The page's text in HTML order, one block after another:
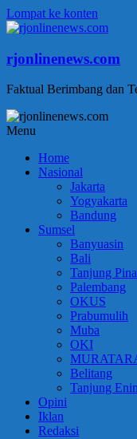
Lompat ke konten
rjonlinenews.com
Faktual Berimbang dan
Menu
Home
Nasional
Jakarta
Yogyakarta
Bandung
Sumsel
Banyuasin
Bali
Tanjung
Palembang
OKUS
Prabumulih
Muba
OKI
Belitang
Tanjung
Opini
Iklan
Redaksi